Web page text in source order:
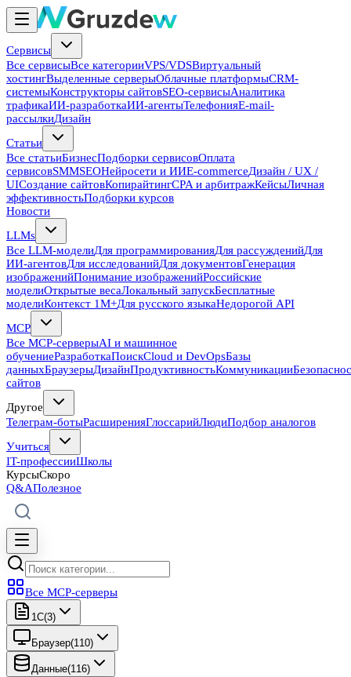
Сервисы
Все сервисыВсе категорииVPS/VDSВиртуальный
хостингВыделенные серверыОблачные платформыCRM-
системыКонструкторы сайтовSEO-сервисыАналитика
трафикаИИ-разработкаИИ-агентыТелефонияE-mail-
рассылкиДизайн
Статьи
Все статьиБизнесПодборки сервисовОплата
сервисовSMMSEOНейросети и ИИE-commerceДизайн / UX /
UIСоздание сайтовКопирайтингCPA и арбитражКейсыЛичная
эффективностьПодборки курсов
Новости
LLMs
Все LLM-моделиДля программированияДля рассужденийДля
ИИ-агентовДля исследованийДля документовГенерация
изображенийПонимание изображенийРоссийские
моделиОткрытые весаЛокальный запускБесплатные
моделиКонтекст 1M+Для русского языкаНедорогой API
MCP
Все MCP-серверыAI и машинное
обучениеРазработкаПоискCloud и DevOpsБазы
данныхБраузерыДизайнПродуктивностьКоммуникации
сайтов
Другое
Телеграм-ботыРасширенияГлоссарийЛюдиПодбор аналогов
Учиться
IT-профессииШколы
КурсыСкоро
Q&AПолезное
Все MCP-серверы
1C(3)
Браузер(110)
Данные(116)